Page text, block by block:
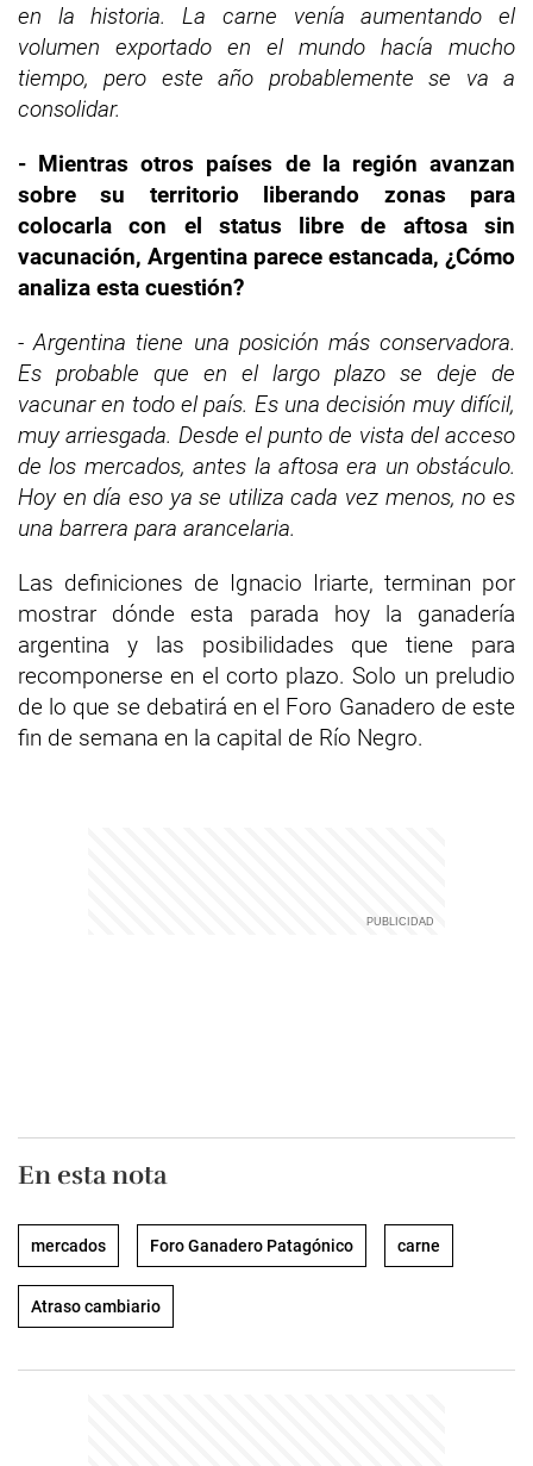
en la historia.La carne venía aumentando el
volumen exportado en el mundo hacía mucho
tiempo, pero este año probablemente se va a
consolidar.
- Mientras otros países de la región avanzan
sobre su territorio liberando zonas para
colocarla con el status libre de aftosa sin
vacunación, Argentina parece estancada, ¿Cómo
analiza esta cuestión?
- Argentina tiene una posición más conservadora.
Es probable que en el largo plazo se deje de
vacunar en todo el país. Es una decisión muy difícil,
muy arriesgada. Desde el punto de vista del acceso
de los mercados, antes la aftosa era un obstáculo.
Hoy en día eso ya se utiliza cada vez menos, no es
una barrera para arancelaria.
Las definiciones de Ignacio Iriarte, terminan por
mostrar dónde esta parada hoy la ganadería
argentina y las posibilidades que tiene para
recomponerse en el corto plazo. Solo un preludio
de lo que se debatirá en el Foro Ganadero de este
fin de semana en la capital de Río Negro.
En esta nota
mercados Foro Ganadero Patagónico carne
Atraso cambiario